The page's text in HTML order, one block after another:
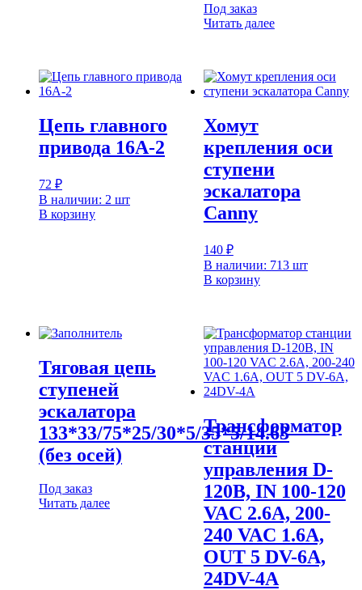
Под заказ
Читать далее
Цепь главного
привода 16A-2
72 ₽
В наличии: 2 шт
В корзину
Хомут
крепления оси
ступени
эскалатора
Canny
140 ₽
В наличии: 713 шт
В корзину
Тяговая цепь
ступеней
эскалатора
133*33/75*25/30*5/35*5/14.63
(без осей)
Под заказ
Читать далее
Трансформатор
станции
управления D-
120B, IN 100-120
VAC 2.6A, 200-
240 VAC 1.6A,
OUT 5 DV-6A,
24DV-4A